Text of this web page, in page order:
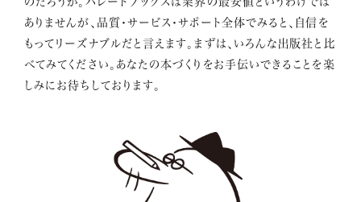
ありませんが、品質・サービス・サポート全体でみると、自信を
もってリーズナブルだと言えます。まずは、いろんな出版社と比
べてみてください。あなたの本づくりをお手伝いできることを楽
しみにお待ちしております。